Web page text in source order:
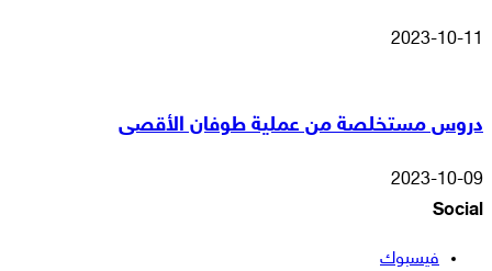
2023-10-11
دروس مستخلصة من عملية طوفان الأقصى
2023-10-09
Social
فيسبوك